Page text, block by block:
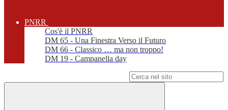
PNRR
Cos'è il PNRR
DM 65 - Una Finestra Verso il Futuro
DM 66 - Classico … ma non troppo!
DM 19 - Campanella day